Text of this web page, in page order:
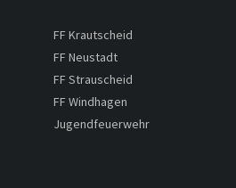
FF Krautscheid
FF Neustadt
FF Strauscheid
FF Windhagen
Jugendfeuerwehr